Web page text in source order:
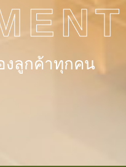
งลูกค้าทุกคน